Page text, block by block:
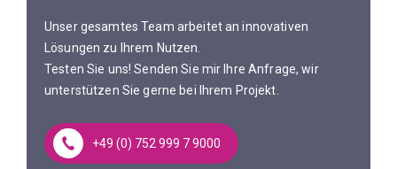
Unser gesamtes Team arbeitet an innovativen
Lösungen zu Ihrem Nutzen.
Testen Sie uns! Senden Sie mir Ihre Anfrage, wir
unterstützen Sie gerne bei Ihrem Projekt.
+49 (0) 752 999 7 9000